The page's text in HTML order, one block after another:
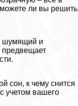
ли вы решить
шумящий и
предвещает
сон, к чему снится
учетом вашего